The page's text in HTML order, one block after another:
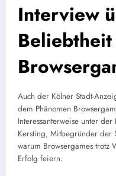
Interview
Auch der Kölner Stadt-
dem Phänomen
Interessanterweise unter
Kersting, Mitbegründer der
warum Browsergames trotz
Erfolg feiern.